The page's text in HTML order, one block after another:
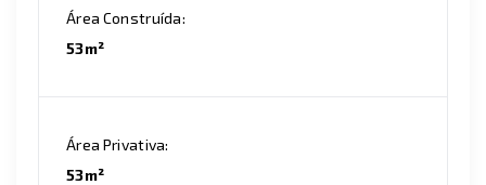
Área Construída:
53m²
Área Privativa:
53m²